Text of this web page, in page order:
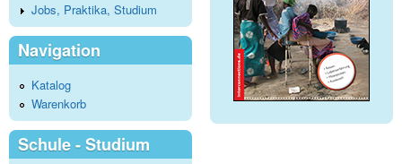
Jobs, Praktika, Studium
Navigation
Katalog
Warenkorb
Schule - Studium